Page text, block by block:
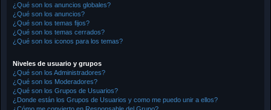
¿Qué son los anuncios globales?
¿Qué son los anuncios?
¿Qué son los temas fijos?
¿Qué son los temas cerrados?
¿Qué son los iconos para los temas?
Niveles de usuario y grupos
¿Qué son los Administradores?
¿Qué son los Moderadores?
¿Qué son los Grupos de Usuarios?
¿Donde están los Grupos de Usuarios y como me puedo unir a ellos?